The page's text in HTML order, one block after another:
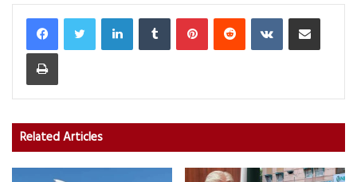
LinkedInTumblr PinterestReddit VKontakteShare via Email
Print
Related Articles